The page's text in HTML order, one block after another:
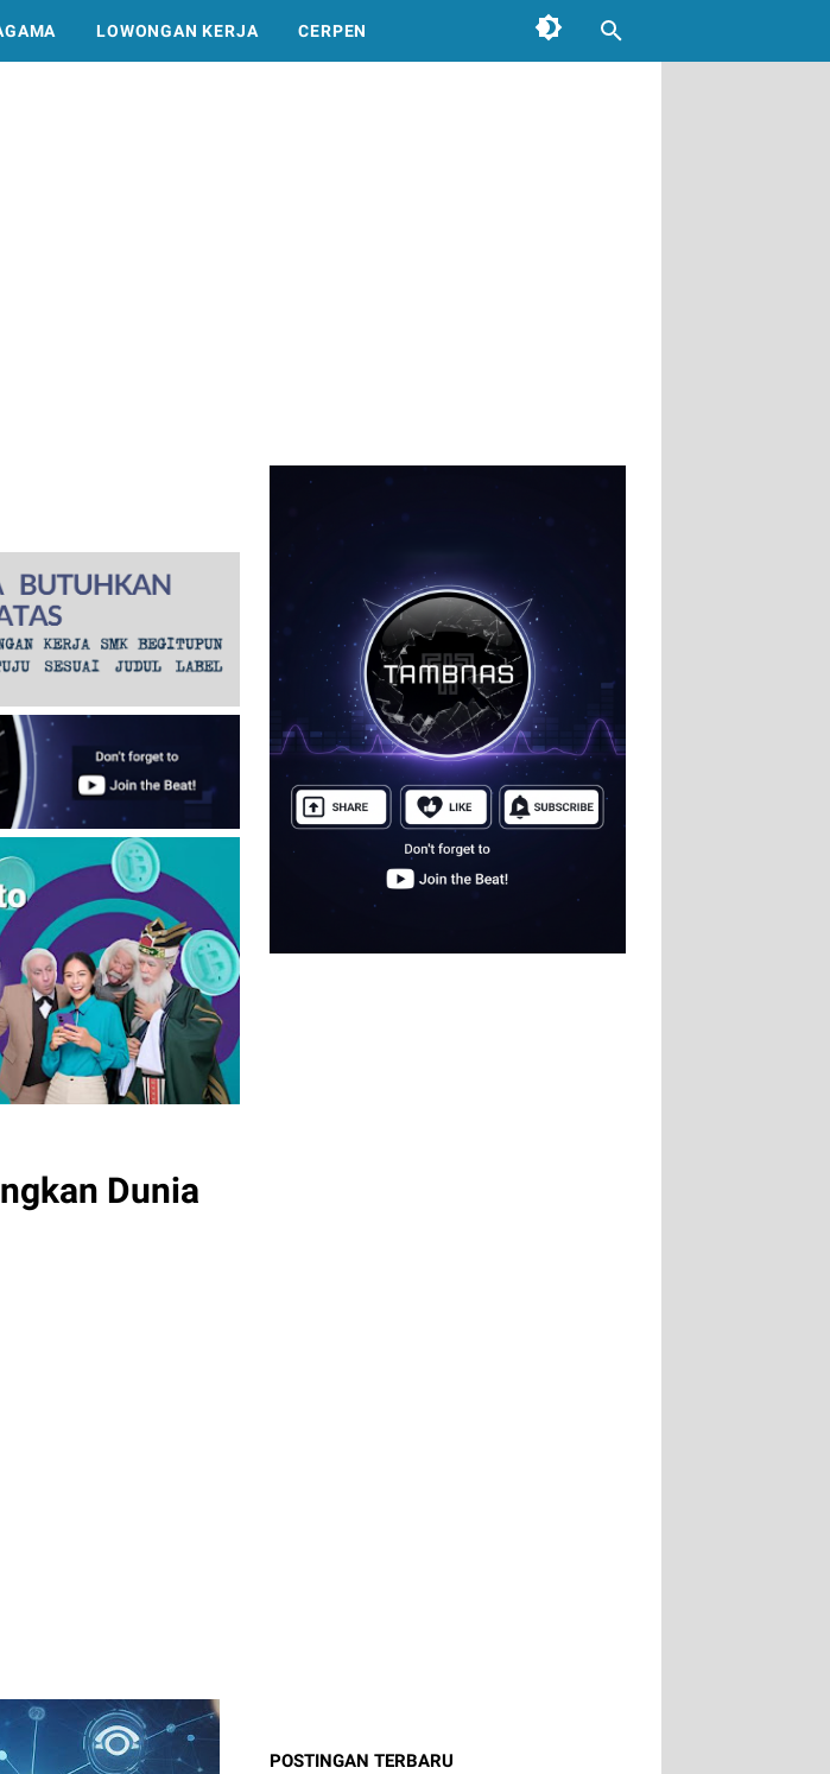
LOWONGAN KERJA CERPEN
Dunia
POSTINGAN TERBARU